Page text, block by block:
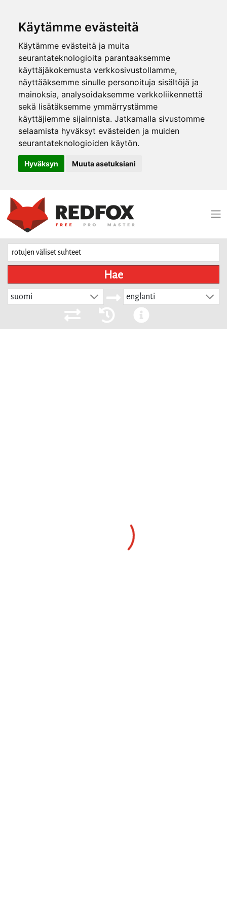
Käytämme evästeitä
Käytämme evästeitä ja muita
seurantateknologioita parantaaksemme
käyttäjäkokemusta verkkosivustollamme,
näyttääksemme sinulle personoituja sisältöjä ja
mainoksia, analysoidaksemme verkkoliikennettä
sekä lisätäksemme ymmärrystämme
käyttäjiemme sijainnista. Jatkamalla sivustomme
selaamista hyväksyt evästeiden ja muiden
seurantateknologioiden käytön.
Hyväksyn Muuta asetuksiani
Hae
suomi englanti